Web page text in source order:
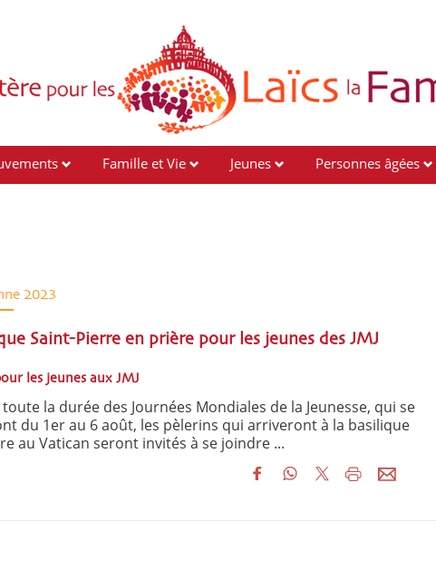
Famille et Vie Jeunes Personnes âgées
2023
Saint-Pierre en prière pour les jeunes des JMJ
les jeunes aux JMJ
la durée des Journées Mondiales de la Jeunesse, qui se
du 1er au 6 août, les pèlerins qui arriveront à la basilique
au Vatican seront invités à se joindre ...